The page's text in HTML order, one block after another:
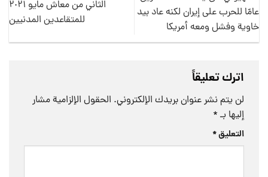
عامًا للحرب على إيران لكنه عاد بيد
خاوية وفشل ومعه أمريكا
الثاني من معاش مايو ٢٠٢١
للمتقاعدين المدنيين
اترك تعليقاً
لن يتم نشر عنوان بريدك الإلكتروني. الحقول الإلزامية مشار
إليها بـ *
التعليق*